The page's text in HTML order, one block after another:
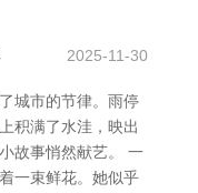
2025-11-30
城市的节律。雨停
积满了水洼，映出
故事悄然献艺。 一
一束鲜花。她似乎